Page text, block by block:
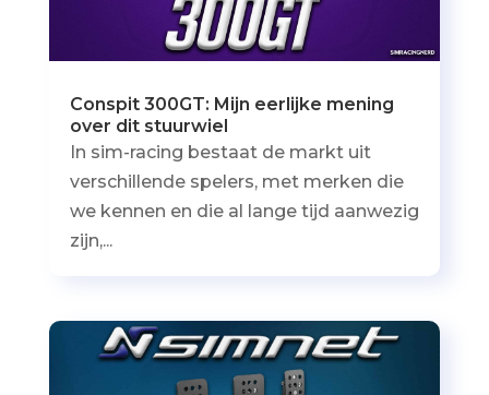
Conspit 300GT: Mijn eerlijke mening
over dit stuurwiel
In sim-racing bestaat de markt uit
verschillende spelers, met merken die
we kennen en die al lange tijd aanwezig
zijn,...